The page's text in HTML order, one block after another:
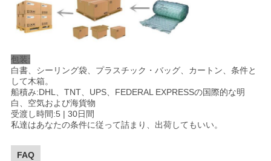
包装:
白書、シーリング袋、プラスチック・バッグ、カートン、条件と
して木箱。
船積み:DHL、TNT、UPS、FEDERAL EXPRESSの国際的な明
白、空気および海貨物
受渡し時間:5 | 30日間
私達はあなたの条件に従って詰まり、出荷してもいい。
FAQ